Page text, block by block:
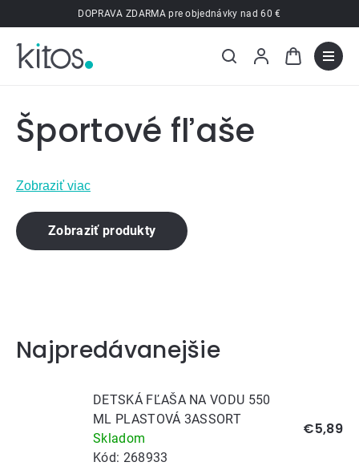
na
obsah
DOPRAVA ZDARMA pre objednávky nad 60 €
Športové fľaše
Zobraziť viac
Zobraziť produkty
Najpredávanejšie
DETSKÁ FĽAŠA NA VODU 550
ML PLASTOVÁ 3ASSORT
Skladom
Kód: 268933
€5,89